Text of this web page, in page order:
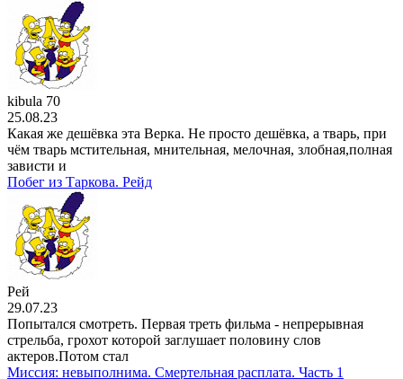
kibula 70
25.08.23
Какая же дешёвка эта Верка. Не просто дешёвка, а тварь, при
чём тварь мстительная, мнительная, мелочная, злобная,полная
зависти и
Побег из Таркова. Рейд
Рей
29.07.23
Попытался смотреть. Первая треть фильма - непрерывная
стрельба, грохот которой заглушает половину слов
актеров.Потом стал
Миссия: невыполнима. Смертельная расплата. Часть 1